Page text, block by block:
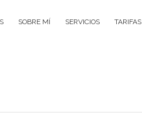
SOBRE MÍ SERVICIOS TARIFAS